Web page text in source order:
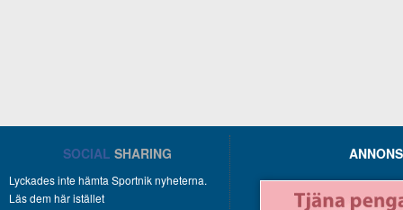
SOCIAL SHARING
Lyckades inte hämta Sportnik nyheterna.
Läs dem här istället